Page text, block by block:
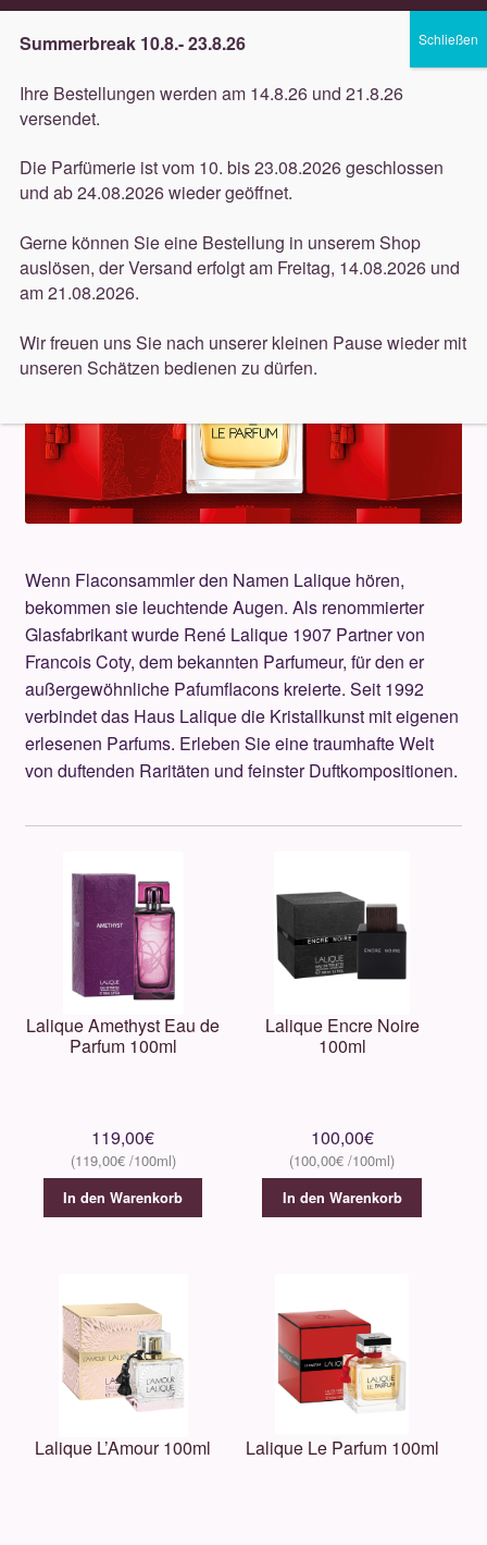
Lieferung innerhalb 3 Werktagen
Navigation
springen
Inhalt
springen
Düfte
öffnen
Acqua di Parma
Agatho
Amouage
Anfas
Atelier Des Ors
Baobab
Boadicea the Victorious
Clive Christian
Creed
Culti
Electimuss
Escentric Molecules
Fragrance Du Bois
Goutal
Start Düfte Lalique
Lalique
Wenn Flaconsammler den Namen Lalique hören,
bekommen sie leuchtende Augen. Als renommierter
Glasfabrikant wurde René Lalique 1907 Partner von
Francois Coty, dem bekannten Parfumeur, für den er
außergewöhnliche Pafumflacons kreierte. Seit 1992
verbindet das Haus Lalique die Kristallkunst mit eigenen
erlesenen Parfums. Erleben Sie eine traumhafte Welt
von duftenden Raritäten und feinster Duftkompositionen.
Lalique Amethyst Eau de
Parfum 100ml
119,00€
119,00€
In den Warenkorb
Lalique Encre Noire
100ml
100,00€
100,00€
In den Warenkorb
Lalique L’Amour 100ml Lalique Le Parfum 100ml
Summerbreak 10.8.- 23.8.26
Ihre Bestellungen werden am 14.8.26 und 21.8.26
versendet.
Die Parfümerie ist vom 10. bis 23.08.2026 geschlossen
und ab 24.08.2026 wieder geöffnet.
Gerne können Sie eine Bestellung in unserem Shop
auslösen, der Versand erfolgt am Freitag, 14.08.2026 und
am 21.08.2026.
Wir freuen uns Sie nach unserer kleinen Pause wieder mit
unseren Schätzen bedienen zu dürfen.